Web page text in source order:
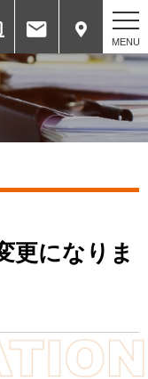
更になりま